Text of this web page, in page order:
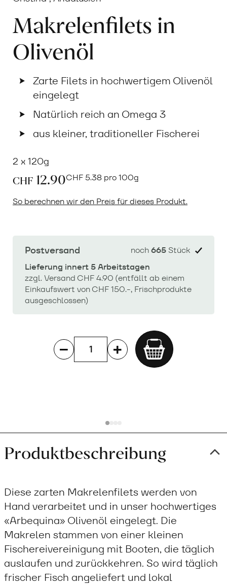
Makrelenfilets in
Olivenöl
Zarte Filets in hochwertigem Olivenöl
eingelegt
Natürlich reich an Omega 3
aus kleiner, traditioneller Fischerei
2 x 120g
CHF 12.90CHF5.38 pro 100g
So berechnen wir den Preis für dieses Produkt.
Postversand
Lieferung innert 5 Arbeitstagen
zzgl. Versand CHF 4.90 (entfällt ab einem
Einkaufswert von CHF 150.-, Frischprodukte
ausgeschlossen)
noch665Stück
Add
Produktbeschreibung
Diese zarten Makrelenfilets werden von
Hand verarbeitet und in unser hochwertiges
«Arbequina» Olivenöl eingelegt. Die
Makrelen stammen von einer kleinen
Fischereivereinigung mit Booten, die täglich
auslaufen und zurückkehren. So wird täglich
frischer Fisch angeliefert und lokal